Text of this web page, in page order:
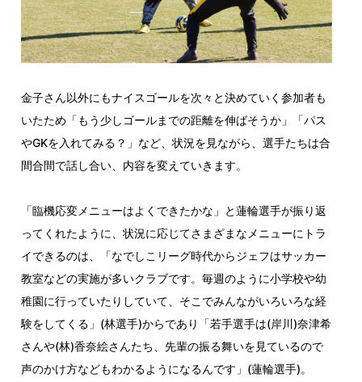
金子さん以外にもナイスゴールを次々と決めていく参加者も
いたため「もう少しゴールまでの距離を伸ばそうか」「パス
やGKを入れてみる？」など、状況を見ながら、選手たちは合
間合間で話し合い、内容を変えていきます。
「臨機応変メニューはよくできたかな」と蓮輪選手が振り返
ってくれたように、状況に応じてさまざまなメニューにトラ
イできるのは、「なでしこリーグ時代からジェフはサッカー
教室などの実施が多いクラブです。毎週のように小学校や幼
稚園に行っていたりしていて、そこでみんながいろいろな経
験をしてくる」(林選手)からであり「若手選手は(岸川)奈津希
さんや(林)香奈絵さんたち、先輩の振る舞いを見ているので
声のかけ方などもわかるようになるんです」(蓮輪選手)。